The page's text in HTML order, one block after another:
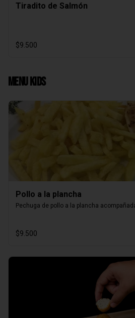
Tiradito de Salmón
$9.500
Menu Kids
Pollo a la plancha
Pechuga de pollo a la plancha
$9.500